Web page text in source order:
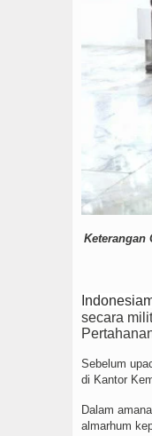
Keterangan
secara
Sebelum
di Kantor
Dalam
almarhum